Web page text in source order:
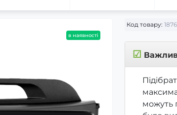
в наявності
Код товару:
☑
можуть